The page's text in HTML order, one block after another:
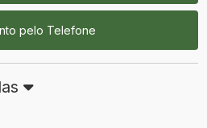
pelo Telefone